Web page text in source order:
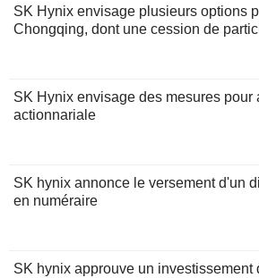
SK Hynix envisage plusieurs options
Chongqing, dont une cession de
SK Hynix envisage des mesures pour
actionnariale
SK hynix annonce le versement d'un
en numéraire
SK hynix approuve un investissement